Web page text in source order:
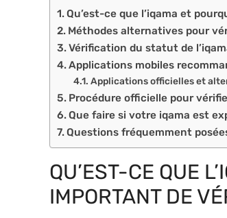
Qu’est-ce que l’iqama et
Méthodes alternatives pour
Vérification du statut de
Applications mobiles
Applications officielles et
Procédure officielle pour
Que faire si votre iqama est
Questions fréquemment
QU’EST-CE QUE
IMPORTANT DE